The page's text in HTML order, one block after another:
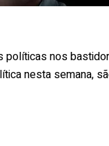
nos
nesta semana,